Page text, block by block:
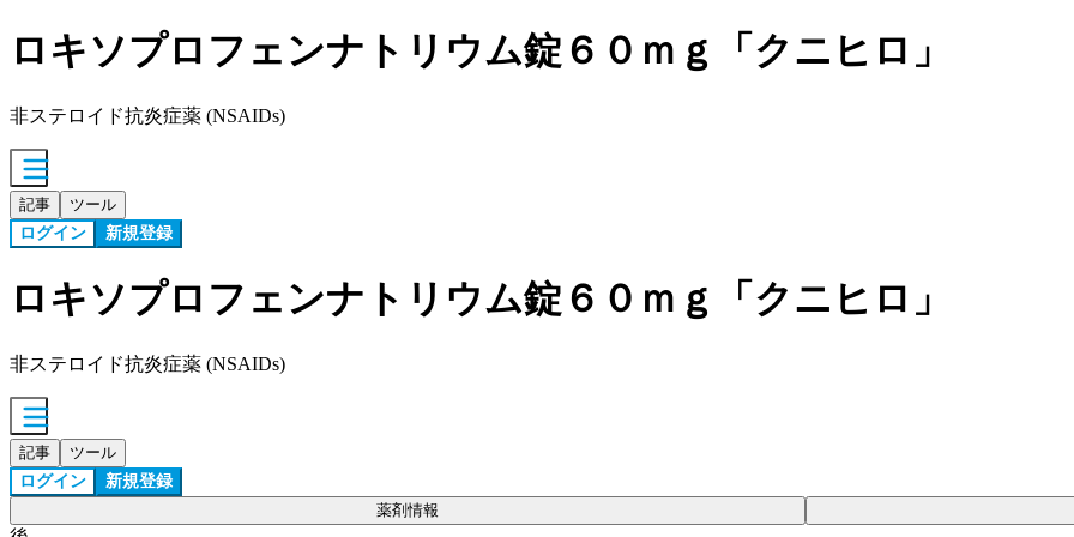
ロキソプロフェンナトリウム錠６０ｍｇ「クニヒロ」
非ステロイド抗炎症薬 (NSAIDs)
記事 ツール
ログイン 新規登録
ロキソプロフェンナトリウム錠６０ｍｇ「クニヒロ」
非ステロイド抗炎症薬 (NSAIDs)
記事 ツール
ログイン 新規登録
薬剤情報